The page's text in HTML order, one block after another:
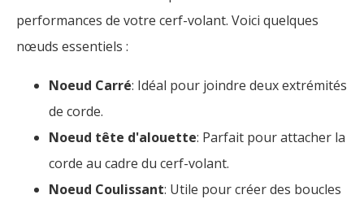
performances de votre cerf-volant. Voici quelques
nœuds essentiels :
Noeud Carré: Idéal pour joindre deux extrémités
de corde.
Noeud tête d'alouette: Parfait pour attacher la
corde au cadre du cerf-volant.
Noeud Coulissant: Utile pour créer des boucles